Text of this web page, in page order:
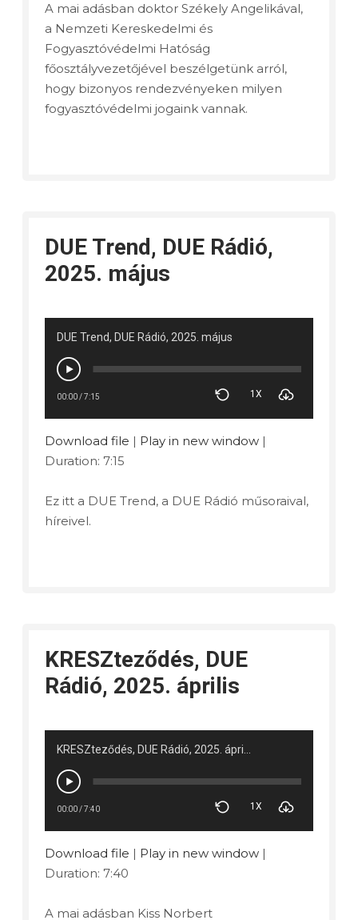
A mai adásban doktor Székely Angelikával,
a Nemzeti Kereskedelmi és
Fogyasztóvédelmi Hatóság
főosztályvezetőjével beszélgetünk arról,
hogy bizonyos rendezvényeken milyen
fogyasztóvédelmi jogaink vannak.
DUE Trend, DUE Rádió,
2025. május
DUE Trend, DUE Rádió, 2025. május
00:00/7:15 1X
Download file | Play in new window |
Duration: 7:15
Ez itt a DUE Trend, a DUE Rádió műsoraival,
híreivel.
KRESZteződés, DUE
Rádió, 2025. április
00:00/7:40 1X
Download file | Play in new window |
Duration: 7:40
A mai adásban Kiss Norbert